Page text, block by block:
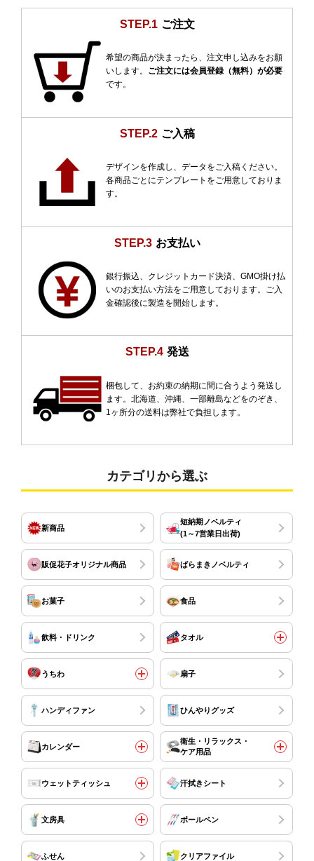
STEP.1 ご注文
希望の商品が決まったら、注文申し込みをお願
いします。 ご注文には会員登録（無料）が必要
です。
STEP.2 ご入稿
デザインを作成し、データをご入稿ください。
各商品ごとにテンプレートをご用意しておりま
す。
STEP.3 お支払い
銀行振込、クレジットカード決済、GMO掛け払
いのお支払い方法をご用意しております。ご入
金確認後に製造を開始します。
STEP.4 発送
梱包して、お約束の納期に間に合うよう発送し
ます。北海道、沖縄、一部離島などをのぞき、
1ヶ所分の送料は弊社で負担します。
カテゴリから選ぶ
新商品
短納期ノベルティ
(1～7営業日出荷)
販促花子オリジナル商品 ばらまきノベルティ
お菓子 食品
飲料・ドリンク タオル
うちわ 扇子
ハンディファン ひんやりグッズ
カレンダー
衛生・リラックス・
ケア用品
ウェットティッシュ 汗拭きシート
文房具 ボールペン
ふせん クリアファイル